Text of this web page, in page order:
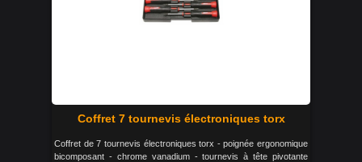
Coffret 7 tournevis électroniques torx
Coffret de 7 tournevis électroniques torx - poignée ergonomique
bicomposant - chrome vanadium - tournevis à tête pivotante